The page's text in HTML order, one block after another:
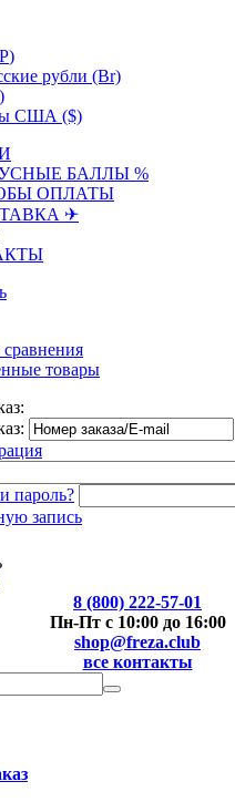
Р)
рубли (Br)
США ($)
БАЛЛЫ %
ОПЛАТЫ
✈
товары
пароль?
запись
8 (800) 222-57-01
Пн-Пт с 10:00 до 16:00
shop@freza.club
все контакты